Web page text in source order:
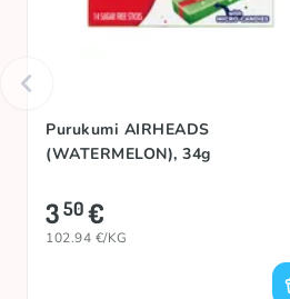
Purukumi AIRHEADS
(WATERMELON), 34g
350€
102.94 €/KG